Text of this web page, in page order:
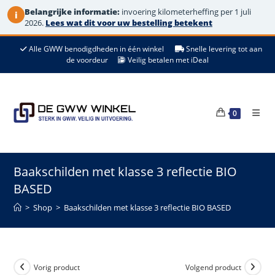
i Belangrijke informatie: invoering kilometerheffing per 1 juli
2026. Lees wat dit voor uw bestelling betekent
de
Alle GWW benodigdheden in één winkel
Snelle levering tot aan
de voordeur
Veilig betalen met iDeal
0
Baakschilden met klasse 3 reflectie BIO
BASED
> Shop > Baakschilden met klasse 3 reflectie BIO BASED
Vorig product Volgend product